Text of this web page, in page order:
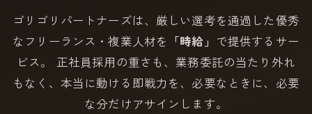
ゴリゴリパートナーズは、厳しい選考を通過した優秀
なフリーランス・複業人材を 「時給」 で提供するサー
ビス。 正社員採用の重さも、業務委託の当たり外れ
もなく、本当に動ける即戦力を、必要なときに、必要
な分だけアサインします。